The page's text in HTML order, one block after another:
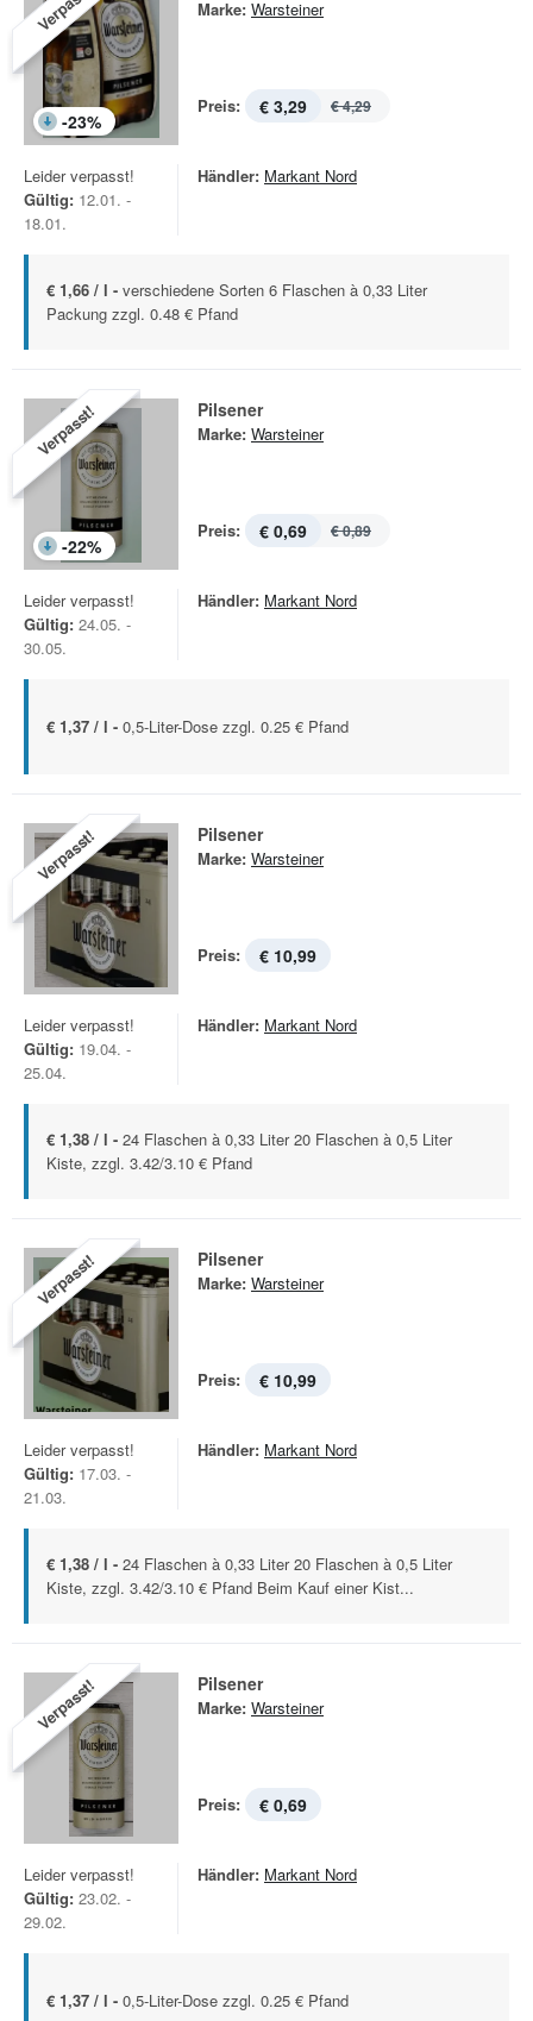
-23%
Marke: Warsteiner
Preis: € 3,29 € 4,29
Leider verpasst!
Gültig: 12.01. -
18.01.
Händler: Markant Nord
€ 1,66 / l - verschiedene Sorten 6 Flaschen à 0,33 Liter
Packung zzgl. 0.48 € Pfand
Verpasst!
-22%
Pilsener
Marke: Warsteiner
Preis: € 0,69 € 0,89
Leider verpasst!
Gültig: 24.05. -
30.05.
Händler: Markant Nord
€ 1,37 / l - 0,5-Liter-Dose zzgl. 0.25 € Pfand
Verpasst! Pilsener
Marke: Warsteiner
Preis: € 10,99
Leider verpasst!
Gültig: 19.04. -
25.04.
Händler: Markant Nord
€ 1,38 / l - 24 Flaschen à 0,33 Liter 20 Flaschen à 0,5 Liter
Kiste, zzgl. 3.42/3.10 € Pfand
Verpasst! Pilsener
Marke: Warsteiner
Preis: € 10,99
Leider verpasst!
Gültig: 17.03. -
21.03.
Händler: Markant Nord
€ 1,38 / l - 24 Flaschen à 0,33 Liter 20 Flaschen à 0,5 Liter
Kiste, zzgl. 3.42/3.10 € Pfand Beim Kauf einer Kist...
Verpasst! Pilsener
Marke: Warsteiner
Preis: € 0,69
Leider verpasst!
Gültig: 23.02. -
29.02.
Händler: Markant Nord
€ 1,37 / l - 0,5-Liter-Dose zzgl. 0.25 € Pfand